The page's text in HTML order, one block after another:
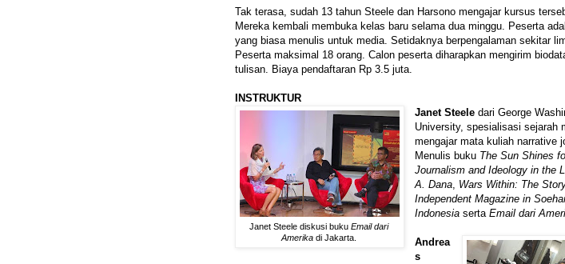
Tak terasa, sudah 13 tahun Steele dan Harsono mengajar kursus
Mereka kembali membuka kelas baru selama dua minggu. Peserta
yang biasa menulis untuk media. Setidaknya berpengalaman sekitar
Peserta maksimal 18 orang. Calon peserta diharapkan mengirim
tulisan. Biaya pendaftaran Rp 3.5 juta.
INSTRUKTUR
Janet Steele diskusi buku Email dari
Amerikadi Jakarta.
Janet Steele dari George
University, spesialisasi sejarah
mengajar mata kuliah narrative
Menulis buku The Sun Shines
Journalism and Ideology in the
A. Dana, Wars Within: The
Independent Magazine in
Indonesia sertaEmail dari
Andrea
s